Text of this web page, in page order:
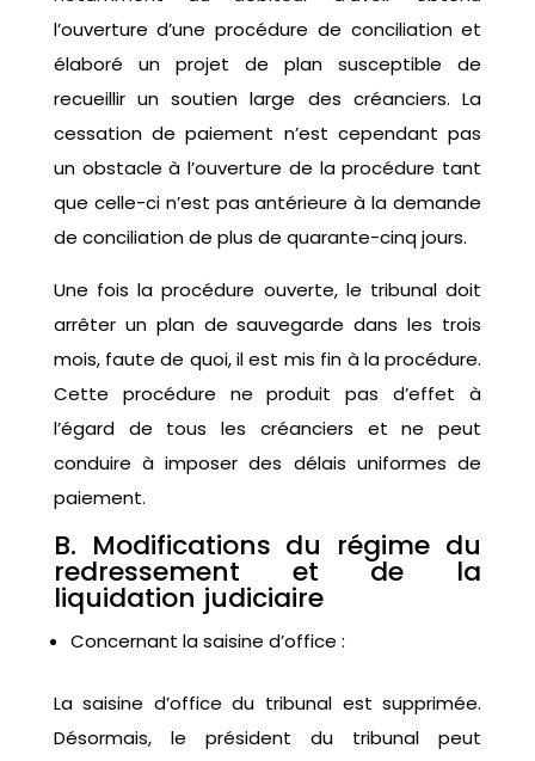
l’ouverture d’une procédure de conciliation et
élaboré un projet de plan susceptible de
recueillir un soutien large des créanciers. La
cessation de paiement n’est cependant pas
un obstacle à l’ouverture de la procédure tant
que celle-ci n’est pas antérieure à la demande
de conciliation de plus de quarante-cinq jours.
Une fois la procédure ouverte, le tribunal doit
arrêter un plan de sauvegarde dans les trois
mois, faute de quoi, il est mis fin à la procédure.
Cette procédure ne produit pas d’effet à
l’égard de tous les créanciers et ne peut
conduire à imposer des délais uniformes de
paiement.
B. Modifications du régime du
redressement et de la
liquidation judiciaire
Concernant la saisine d’office :
La saisine d’office du tribunal est supprimée.
Désormais, le président du tribunal peut